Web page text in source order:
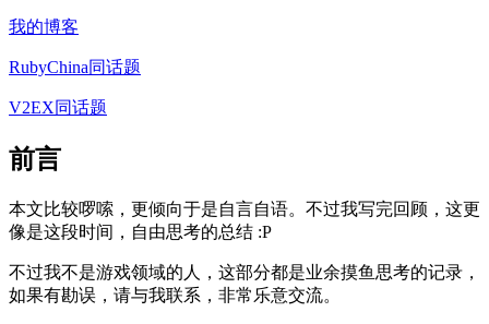
我的博客
RubyChina同话题
V2EX同话题
前言
本文比较啰嗦，更倾向于是自言自语。不过我写完回顾，这更
像是这段时间，自由思考的总结 :P
不过我不是游戏领域的人，这部分都是业余摸鱼思考的记录，
如果有勘误，请与我联系，非常乐意交流。